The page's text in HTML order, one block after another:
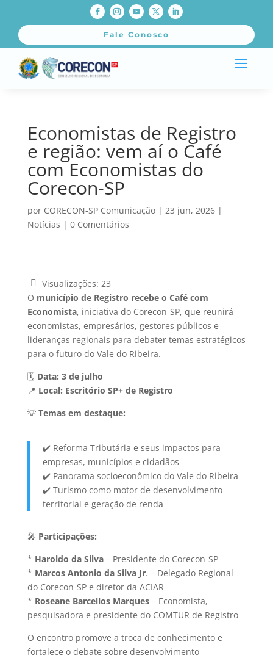
Fale Conosco
Economistas de Registro
e região: vem aí o Café
com Economistas do
Corecon-SP
por CORECON-SP Comunicação| 23 jun, 2026|
Notícias | 0 Comentários
Visualizações: 23
O município de Registro recebe o Café com
Economista, iniciativa do Corecon-SP, que reunirá
economistas, empresários, gestores públicos e
lideranças regionais para debater temas estratégicos
para o futuro do Vale do Ribeira.
🗓️ Data: 3 de julho
📍 Local: Escritório SP+ de Registro
💡 Temas em destaque:
✔️ Reforma Tributária e seus impactos para
empresas, municípios e cidadãos
✔️ Panorama socioeconômico do Vale do Ribeira
✔️ Turismo como motor de desenvolvimento
territorial e geração de renda
🎤 Participações:
* Haroldo da Silva– Presidente do Corecon-SP
* Marcos Antonio da Silva Jr. – Delegado Regional
do Corecon-SP e diretor da ACIAR
* Roseane Barcellos Marques– Economista,
pesquisadora e presidente do COMTUR de Registro
O encontro promove a troca de conhecimento e
fortalece o debate sobre desenvolvimento